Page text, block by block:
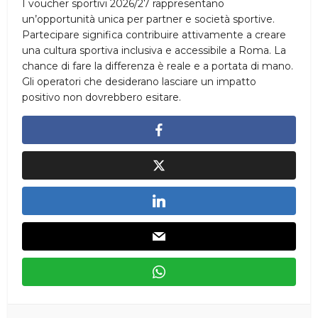
I voucher sportivi 2026/27 rappresentano
un’opportunità unica per partner e società sportive.
Partecipare significa contribuire attivamente a creare
una cultura sportiva inclusiva e accessibile a Roma. La
chance di fare la differenza è reale e a portata di mano.
Gli operatori che desiderano lasciare un impatto
positivo non dovrebbero esitare.